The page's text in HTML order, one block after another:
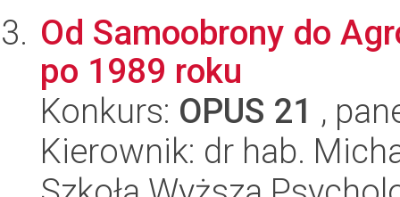
Od Samoobrony do
po 1989 roku
Konkurs: OPUS 21 ,
Kierownik: dr hab.